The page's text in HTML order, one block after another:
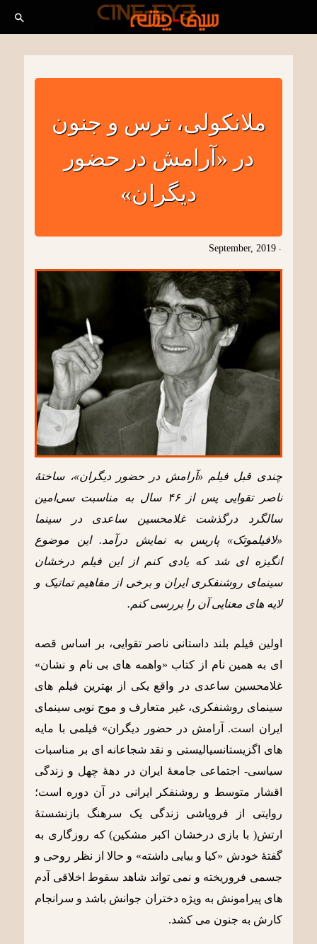
ملانکولی، ترس و جنون
در «آرامش در حضور
دیگران»
-
September, 2019
چندی قبل فیلم «آرامش در حضور دیگران»، ساختۀ
ناصر تقوایی پس از ۴۶ سال به مناسبت سی‌امین
سالگرد درگذشت غلامحسین ساعدی در سینما
«لافیلموتک» پاریس به نمایش درآمد. این موضوع
انگیزه ای شد که یادی کنم از این فیلم درخشان
سینمای روشنفکری ایران و برخی از مفاهیم تماتیک و
لایه های معنایی آن را بررسی کنم.
اولین فیلم بلند داستانی ناصر تقوایی، بر اساس قصه
ای به همین نام از کتاب «واهمه های بی نام و نشان»
غلامحسین ساعدی در واقع یکی از بهترین فیلم های
سینمای روشنفکری، غیر متعارف و موج نویی سینمای
ایران است. آرامش در حضور دیگران» فیلمی با مایه
های اگزیستانسیالیستی و نقد شجاعانه ای بر مناسبات
سیاسی- اجتماعی جامعۀ ایران در دهۀ چهل و زندگی
اقشار متوسط و روشنفکر ایرانی در آن دوره است؛
روایتی از فروپاشی زندگی یک سرهنگ بازنشستۀ
ارتش( با بازی درخشان اکبر مشکین) که روزگاری به
گفتۀ خودش «کیا و بیایی داشته» و حالا از نظر روحی و
جسمی فروریخته و نمی تواند شاهد سقوط اخلاقی آدم
های پیرامونش به ویژه دختران جوانش باشد و سرانجام
کارش به جنون می کشد.